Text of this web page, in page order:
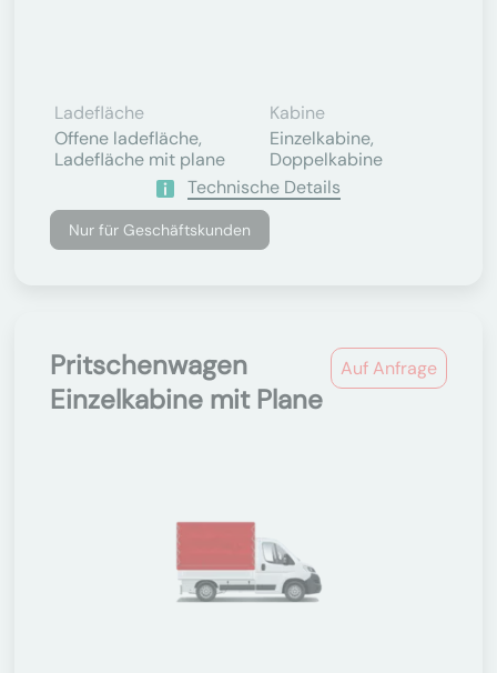
Ladefläche
Offene ladefläche,
Ladefläche mit plane
Kabine
Einzelkabine,
Doppelkabine
Technische Details
Nur für Geschäftskunden
Auf Anfrage
Pritschenwagen
Einzelkabine mit Plane